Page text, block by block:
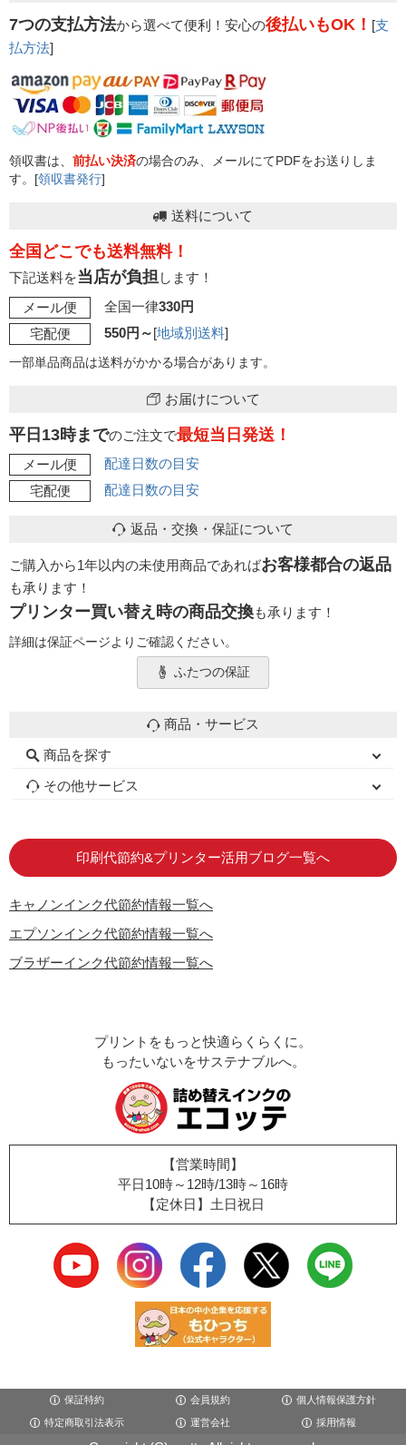
7つの支払方法から選べて便利！安心の後払いもOK！ [支
払方法]
領収書は、 前払い決済の場合のみ、メールにてPDFをお送りしま
す。[領収書発行]
送料について
全国どこでも送料無料！
下記送料を当店が負担します！
メール便
全国一律330円
宅配便
550円～[地域別送料]
一部単品商品は送料がかかる場合があります。
お届けについて
平日13時までのご注文で最短当日発送！
メール便
配達日数の目安
宅配便
配達日数の目安
返品・交換・保証について
ご購入から1年以内の未使用商品であればお客様都合の返品
も承ります！
プリンター買い替え時の商品交換も承ります！
詳細は保証ページよりご確認ください。
ふたつの保証
商品・サービス
商品を探す
初心者用セット
キャノンインク
エプソンインク
ブラザーインク
詰め替えインク
互換インクボトル
互換インクカートリッジ
再生インクカートリッジ
トナーカートリッジ
その他サービス
印刷代節約&プリンター活用ブログ一覧へ
キャノンインク代節約情報一覧へ
エプソンインク代節約情報一覧へ
ブラザーインク代節約情報一覧へ
プリントをもっと快適らくらくに。
もったいないをサステナブルへ。
【営業時間】
平日10時～12時/13時～16時
【定休日】土日祝日
保証特約 会員規約 個人情報保護方針
特定商取引法表示 運営会社 採用情報